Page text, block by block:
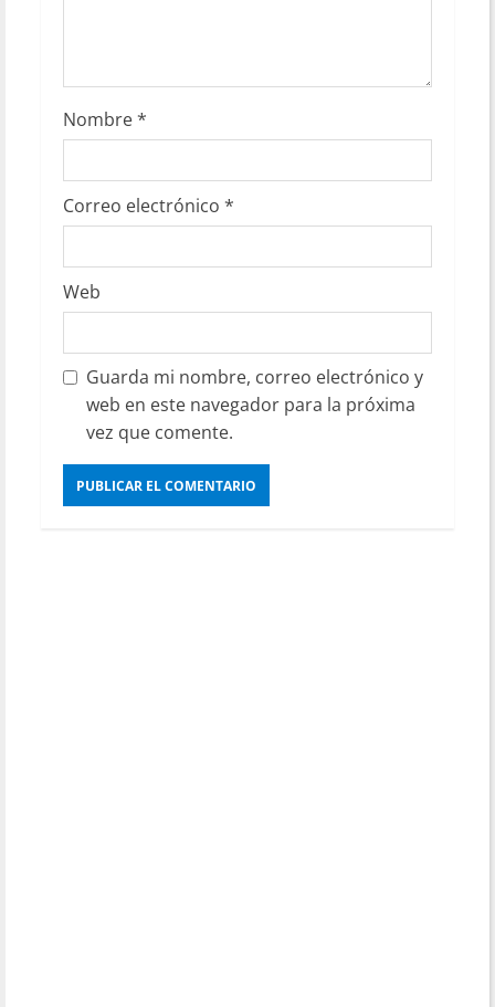
Nombre*
Correo electrónico *
Web
Guarda mi nombre, correo electrónico y
web en este navegador para la próxima
vez que comente.